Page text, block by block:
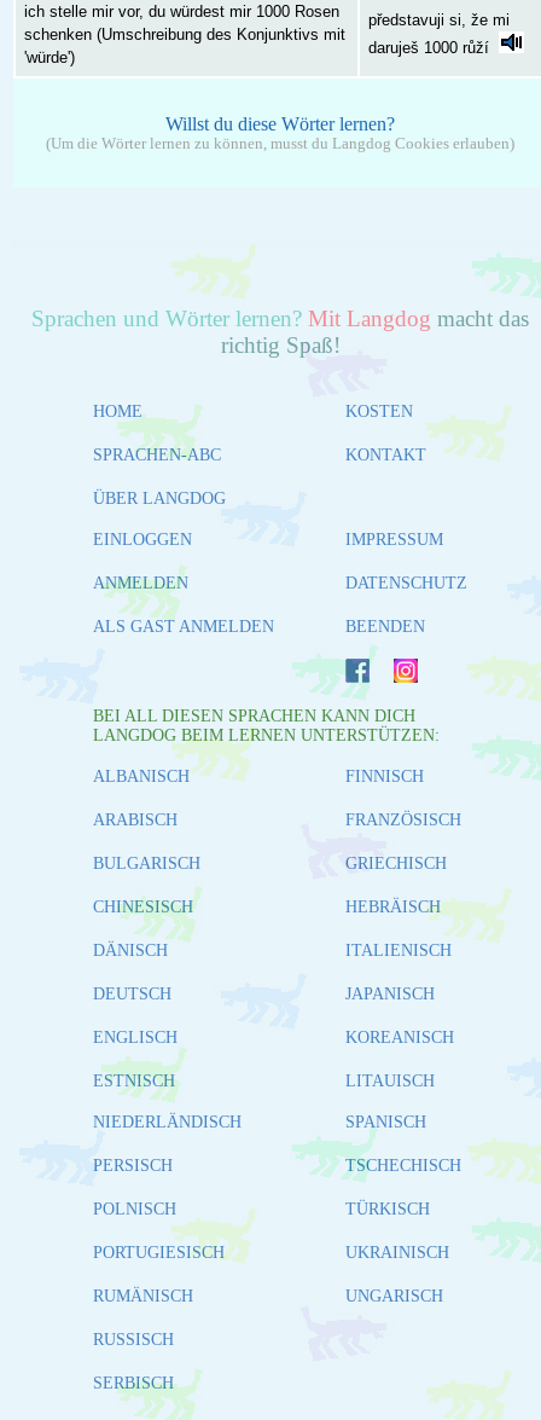
ich stelle mir vor, du würdest mir 1000 Rosen
schenken (Umschreibung des Konjunktivs mit
'würde')
představuji si, že mi
daruješ 1000 růží
Willst du diese Wörter lernen?
(Um die Wörter lernen zu können, musst du Langdog Cookies erlauben)
Sprachen und Wörter lernen? Mit Langdog macht das
richtig Spaß!
HOME
SPRACHEN-ABC
ÜBER LANGDOG
KOSTEN
KONTAKT
EINLOGGEN
ANMELDEN
ALS GAST ANMELDEN
IMPRESSUM
DATENSCHUTZ
BEENDEN
BEI ALL DIESEN SPRACHEN KANN DICH
LANGDOG BEIM LERNEN UNTERSTÜTZEN:
ALBANISCH
ARABISCH
BULGARISCH
CHINESISCH
DÄNISCH
DEUTSCH
ENGLISCH
ESTNISCH
FINNISCH
FRANZÖSISCH
GRIECHISCH
HEBRÄISCH
ITALIENISCH
JAPANISCH
KOREANISCH
LITAUISCH
NIEDERLÄNDISCH
PERSISCH
POLNISCH
PORTUGIESISCH
RUMÄNISCH
RUSSISCH
SERBISCH
SPANISCH
TSCHECHISCH
TÜRKISCH
UKRAINISCH
UNGARISCH